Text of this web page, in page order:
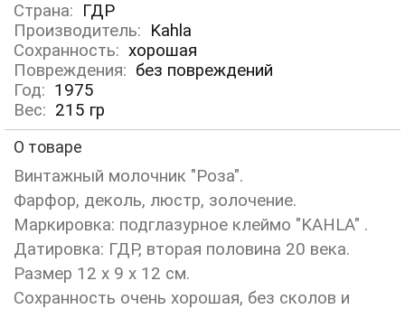
Страна: ГДР
Производитель: Kahla
Сохранность: хорошая
Повреждения: без повреждений
Год: 1975
Вес: 215 гр
О товаре
Винтажный молочник "Роза".
Фарфор, деколь, люстр, золочение.
Маркировка: подглазурное клеймо "KAHLA" .
Датировка: ГДР, вторая половина 20 века.
Размер 12 х 9 х 12 см.
Сохранность очень хорошая, без сколов и